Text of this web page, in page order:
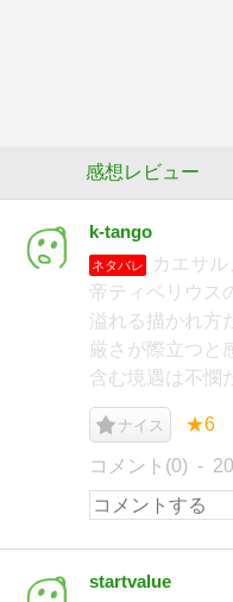
感想レビュー
k-tango
ネタバレ
カエサ
帝ティベリウス
溢れる描かれ方
厳さが際立つと
含む境遇は不憫
ナイス ★6
コメント(0)
startvalue